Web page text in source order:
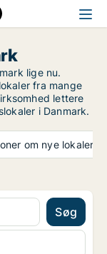
lige nu.
fra mange
lettere
i Danmark.
om nye lokaler
Søg